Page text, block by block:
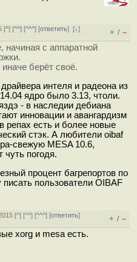
[^] [^^] [^^^] [ответить][↓]
+ / –
начиная с аппаратной
берёт своё.
интеля и радеона из
ядро было 3.13, чтоли.
- в наследии дебиана
инновации и авангардизм
репах есть и более новые
стэк. А любители oibaf
свежую MESA 10.6,
чуть погодя.
процент багрепортов по
пользователи OIBAF
[^] [^^] [^^^] [ответить]
+ / –
xorg и mesa есть.